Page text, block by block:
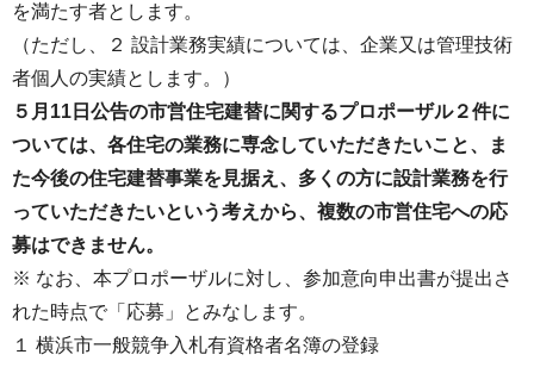
を満たす者とします。
（ただし、２ 設計業務実績については、企業又は管理技術
者個人の実績とします。）
５月11日公告の市営住宅建替に関するプロポーザル２件に
ついては、各住宅の業務に専念していただきたいこと、ま
た今後の住宅建替事業を見据え、多くの方に設計業務を行
っていただきたいという考えから、複数の市営住宅への応
募はできません。
※ なお、本プロポーザルに対し、参加意向申出書が提出さ
れた時点で「応募」とみなします。
１ 横浜市一般競争入札有資格者名簿の登録